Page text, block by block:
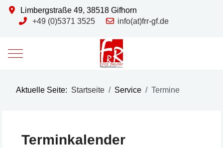
Limbergstraße 49, 38518 Gifhorn
+49 (0)5371 3525
info(at)frr-gf.de
Mobile Menu Toggle
Aktuelle Seite: Startseite Service Termine
Terminkalender